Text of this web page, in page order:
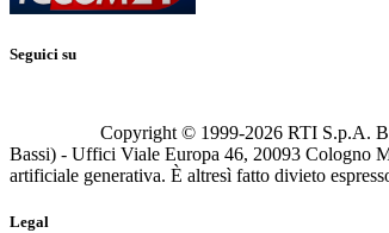
Seguici su
Copyright © 1999-2026 RTI S.p.A.
Bassi) - Uffici Viale Europa 46, 20093 Cologno
artificiale generativa. È altresì fatto divieto
Legal